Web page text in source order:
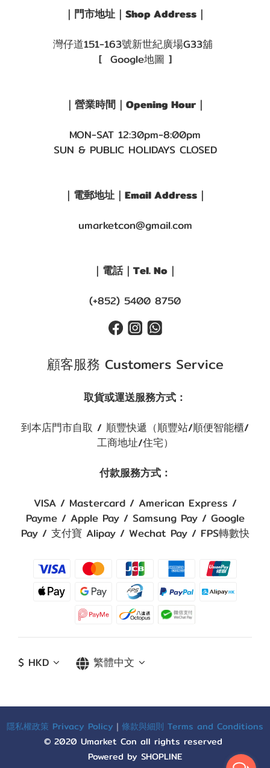
｜門市地址｜Shop Address｜
灣仔道151-163號新世紀廣場G33舖
[ Google地圖 ]
｜營業時間｜Opening Hour｜
MON-SAT 12:30pm-8:00pm
SUN & PUBLIC HOLIDAYS CLOSED
｜電郵地址｜Email Address｜
umarketcon@gmail.com
｜電話｜Tel. No｜
(+852) 5400 8750
顧客服務 Customers Service
取貨或運送服務方式：
到本店門市自取 / 順豐快遞（順豐站/順便智能櫃/
工商地址/住宅）
付款服務方式：
VISA / Mastercard / American Express /
Payme / Apple Pay / Samsung Pay / Google
Pay / 支付寶 Alipay / Wechat Pay / FPS轉數快
$ HKD 繁體中文
隱私權政策 Privacy Policy ｜ 條款與細則 Terms and Conditions
© 2020 Umarket Con all rights reserved
Powered by SHOPLINE